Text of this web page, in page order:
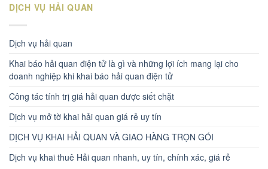
DỊCH VỤ HẢI QUAN
Dịch vụ hải quan
Khai báo hải quan điện tử là gì và những lợi ích mang lại cho
doanh nghiệp khi khai báo hải quan điện tử
Công tác tính trị giá hải quan được siết chặt
Dịch vụ mở tờ khai hải quan giá rẻ uy tín
DỊCH VỤ KHAI HẢI QUAN VÀ GIAO HÀNG TRỌN GÓI
Dịch vụ khai thuê Hải quan nhanh, uy tín, chính xác, giá rẻ